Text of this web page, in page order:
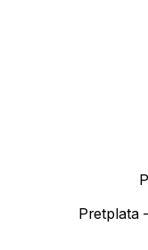
Pretplata